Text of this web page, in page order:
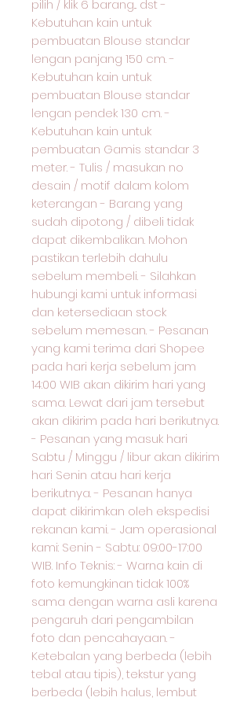
pilih / klik 6 barang... dst -
Kebutuhan kain untuk
pembuatan Blouse standar
lengan panjang 150 cm. -
Kebutuhan kain untuk
pembuatan Blouse standar
lengan pendek 130 cm. -
Kebutuhan kain untuk
pembuatan Gamis standar 3
meter. - Tulis / masukan no
desain / motif dalam kolom
keterangan - Barang yang
sudah dipotong / dibeli tidak
dapat dikembalikan. Mohon
pastikan terlebih dahulu
sebelum membeli. - Silahkan
hubungi kami untuk informasi
dan ketersediaan stock
sebelum memesan. - Pesanan
yang kami terima dari Shopee
pada hari kerja sebelum jam
14:00 WIB akan dikirim hari yang
sama. Lewat dari jam tersebut
akan dikirim pada hari berikutnya.
- Pesanan yang masuk hari
Sabtu / Minggu / libur akan dikirim
hari Senin atau hari kerja
berikutnya. - Pesanan hanya
dapat dikirimkan oleh ekspedisi
rekanan kami. - Jam operasional
kami: Senin - Sabtu: 09:00-17:00
WIB. Info Teknis: - Warna kain di
foto kemungkinan tidak 100%
sama dengan warna asli karena
pengaruh dari pengambilan
foto dan pencahayaan. -
Ketebalan yang berbeda (lebih
tebal atau tipis), tekstur yang
berbeda (lebih halus, lembut